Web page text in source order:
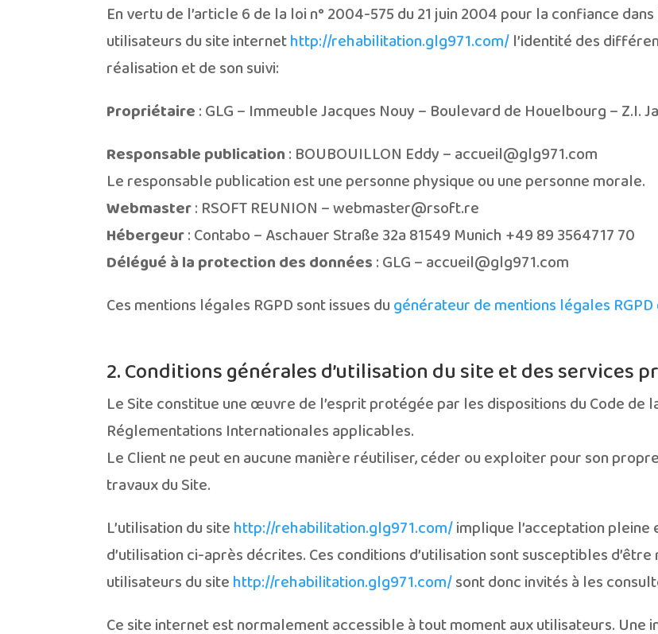
En vertu de l’article 6 de la loi n° 2004-575 du 21 juin 2004 pour la confiance
utilisateurs du site internethttp://rehabilitation.glg971.com/l’identité des
réalisation et de son suivi:
Propriétaire: GLG – Immeuble Jacques Nouy – Boulevard de Houelbourg – Z.I.
Responsable publication: BOUBOUILLON Eddy – accueil@glg971.com
Le responsable publication est une personne physique ou une personne morale.
Webmaster: RSOFT REUNION – webmaster@rsoft.re
Hébergeur: Contabo – Aschauer Straße 32a 81549 Munich +49 89 3564717 70
Délégué à la protection des données: GLG – accueil@glg971.com
Ces mentions légales RGPD sont issues dugénérateur de mentions légales RGPD
2. Conditions générales d’utilisation du site et des services
Le Site constitue une œuvre de l’esprit protégée par les dispositions du Code
Réglementations Internationales applicables.
Le Client ne peut en aucune manière réutiliser, céder ou exploiter pour son
travaux du Site.
L’utilisation du sitehttp://rehabilitation.glg971.com/implique l’acceptation
d’utilisation ci-après décrites. Ces conditions d’utilisation sont susceptibles
utilisateurs du sitehttp://rehabilitation.glg971.com/sont donc invités à les
Ce site internet est normalement accessible à tout moment aux utilisateurs. Une